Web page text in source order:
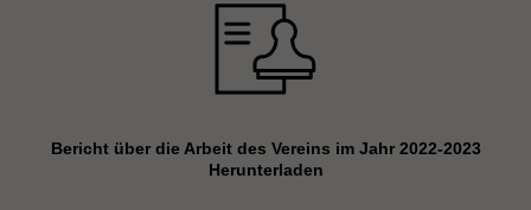
Bericht über die Arbeit des Vereins im Jahr 2022-2023
Herunterladen